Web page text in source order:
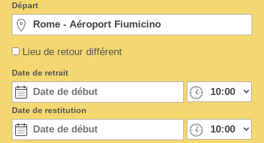
Lieu de retour différent
Départ
Date de retrait
Date de restitution